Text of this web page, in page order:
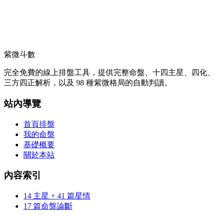
紫微斗數
完全免費的線上排盤工具，提供完整命盤、十四主星、四化、
三方四正解析，以及 98 種紫微格局的自動判讀。
站內導覽
首頁排盤
我的命盤
基礎概要
關於本站
內容索引
14 主星 + 41 篇星情
17 篇命盤論斷